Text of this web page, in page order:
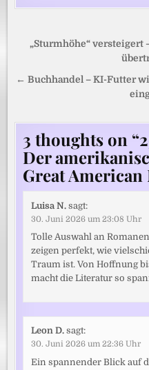
„Sturmhöhe“ versteigert
← Buchhandel – KI-Futter
3 thoughts on “
Der
Great American
Luisa N. sagt:
30. Juni 2026 um 23:08 Uhr
Tolle Auswahl an
zeigen perfekt, wie
Traum ist. Von Hoffnung
macht die Literatur so
Leon D. sagt:
30. Juni 2026 um 22:36 Uhr
Ein spannender Blick auf